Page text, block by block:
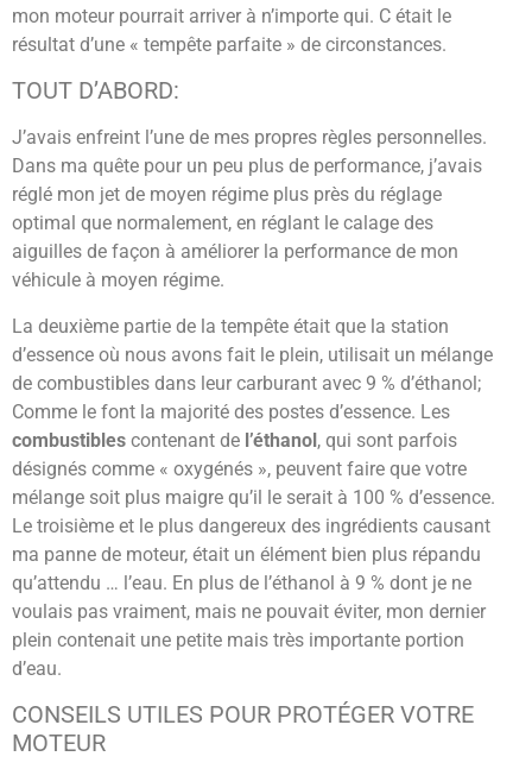
mon moteur pourrait arriver à n’importe qui. C était le
résultat d’une « tempête parfaite » de circonstances.
TOUT D’ABORD:
J’avais enfreint l’une de mes propres règles personnelles.
Dans ma quête pour un peu plus de performance, j’avais
réglé mon jet de moyen régime plus près du réglage
optimal que normalement, en réglant le calage des
aiguilles de façon à améliorer la performance de mon
véhicule à moyen régime.
La deuxième partie de la tempête était que la station
d’essence où nous avons fait le plein, utilisait un mélange
de combustibles dans leur carburant avec 9 % d’éthanol;
Comme le font la majorité des postes d’essence. Les
combustibles contenant de l’éthanol, qui sont parfois
désignés comme « oxygénés », peuvent faire que votre
mélange soit plus maigre qu’il le serait à 100 % d’essence.
Le troisième et le plus dangereux des ingrédients causant
ma panne de moteur, était un élément bien plus répandu
qu’attendu … l’eau. En plus de l’éthanol à 9 % dont je ne
voulais pas vraiment, mais ne pouvait éviter, mon dernier
plein contenait une petite mais très importante portion
d’eau.
CONSEILS UTILES POUR PROTÉGER VOTRE
MOTEUR